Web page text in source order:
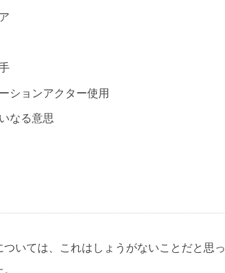
ションアクター使用
なる意思
いては、これはしょうがないことだと思